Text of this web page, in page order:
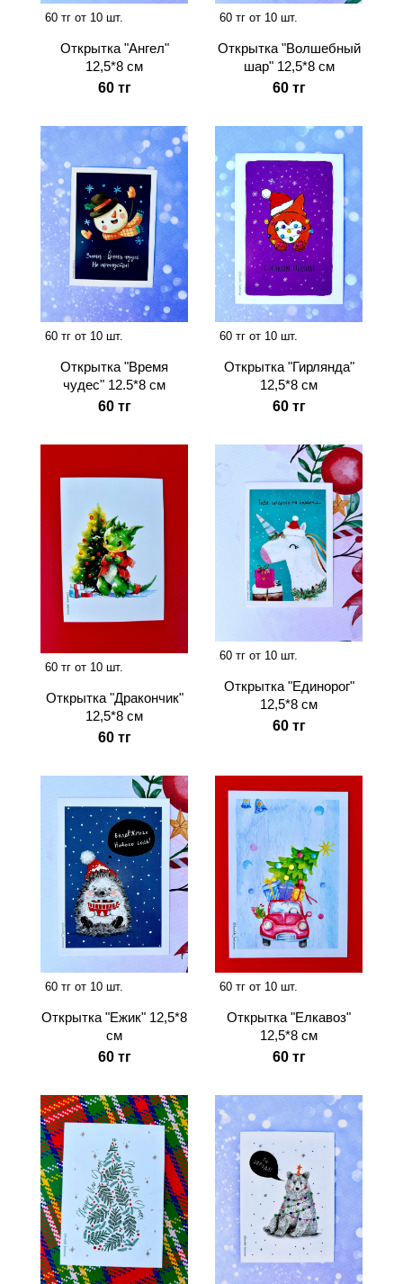
60 тг от 10 шт.
Открытка "Ангел"
12,5*8 см
60 тг
60 тг от 10 шт.
Открытка "Волшебный
шар" 12,5*8 см
60 тг
60 тг от 10 шт.
Открытка "Время
чудес" 12.5*8 см
60 тг
60 тг от 10 шт.
Открытка "Гирлянда"
12,5*8 см
60 тг
60 тг от 10 шт.
Открытка "Дракончик"
12,5*8 см
60 тг
60 тг от 10 шт.
Открытка "Единорог"
12,5*8 см
60 тг
60 тг от 10 шт.
Открытка "Ежик" 12,5*8
см
60 тг
60 тг от 10 шт.
Открытка "Елкавоз"
12,5*8 см
60 тг